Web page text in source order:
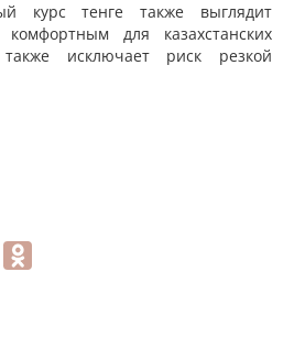
курс тенге также выглядит
для казахстанских
исключает риск резкой